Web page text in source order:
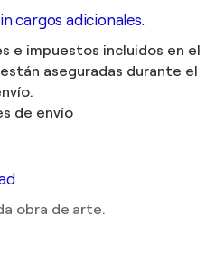
cargos adicionales.
e impuestos incluidos en el
aseguradas durante el
de envío
obra de arte.